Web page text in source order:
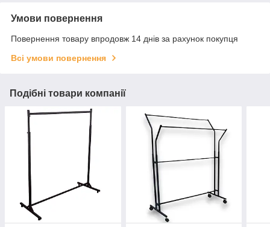
Умови повернення
Повернення товару впродовж 14 днів за рахунок покупця
Всі умови повернення
Подібні товари компанії